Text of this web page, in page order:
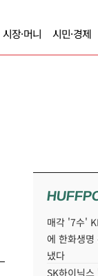
시장·머니 시민·경제
매각 '7수'
에 한화생명
냈다
SK하이닉